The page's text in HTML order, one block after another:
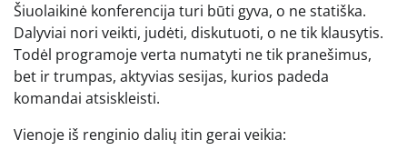
Šiuolaikinė konferencija turi būti gyva, o ne statiška.
Dalyviai nori veikti, judėti, diskutuoti, o ne tik klausytis.
Todėl programoje verta numatyti ne tik pranešimus,
bet ir trumpas, aktyvias sesijas, kurios padeda
komandai atsiskleisti.
Vienoje iš renginio dalių itin gerai veikia: